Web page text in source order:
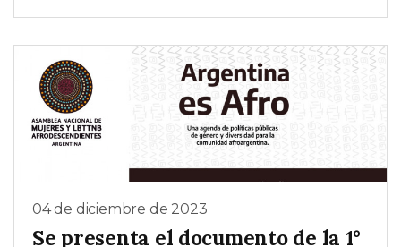
04 de diciembre de 2023
Se presenta el documento de la 1°